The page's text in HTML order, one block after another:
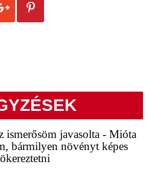
ismerősöm javasolta - Mióta
bármilyen növényt képes